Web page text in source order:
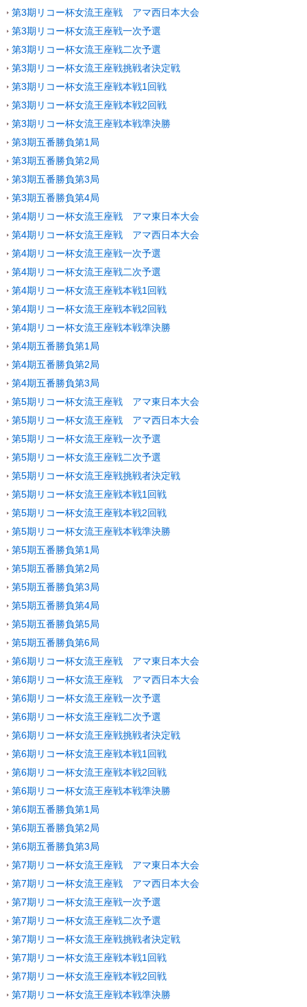
第3期リコー杯女流王座戦 アマ西日本大会
第3期リコー杯女流王座戦一次予選
第3期リコー杯女流王座戦二次予選
第3期リコー杯女流王座戦挑戦者決定戦
第3期リコー杯女流王座戦本戦1回戦
第3期リコー杯女流王座戦本戦2回戦
第3期リコー杯女流王座戦本戦準決勝
第3期五番勝負第1局
第3期五番勝負第2局
第3期五番勝負第3局
第3期五番勝負第4局
第4期リコー杯女流王座戦 アマ東日本大会
第4期リコー杯女流王座戦 アマ西日本大会
第4期リコー杯女流王座戦一次予選
第4期リコー杯女流王座戦二次予選
第4期リコー杯女流王座戦本戦1回戦
第4期リコー杯女流王座戦本戦2回戦
第4期リコー杯女流王座戦本戦準決勝
第4期五番勝負第1局
第4期五番勝負第2局
第4期五番勝負第3局
第5期リコー杯女流王座戦 アマ東日本大会
第5期リコー杯女流王座戦 アマ西日本大会
第5期リコー杯女流王座戦一次予選
第5期リコー杯女流王座戦二次予選
第5期リコー杯女流王座戦挑戦者決定戦
第5期リコー杯女流王座戦本戦1回戦
第5期リコー杯女流王座戦本戦2回戦
第5期リコー杯女流王座戦本戦準決勝
第5期五番勝負第1局
第5期五番勝負第2局
第5期五番勝負第3局
第5期五番勝負第4局
第5期五番勝負第5局
第5期五番勝負第6局
第6期リコー杯女流王座戦 アマ東日本大会
第6期リコー杯女流王座戦 アマ西日本大会
第6期リコー杯女流王座戦一次予選
第6期リコー杯女流王座戦二次予選
第6期リコー杯女流王座戦挑戦者決定戦
第6期リコー杯女流王座戦本戦1回戦
第6期リコー杯女流王座戦本戦2回戦
第6期リコー杯女流王座戦本戦準決勝
第6期五番勝負第1局
第6期五番勝負第2局
第6期五番勝負第3局
第7期リコー杯女流王座戦 アマ東日本大会
第7期リコー杯女流王座戦 アマ西日本大会
第7期リコー杯女流王座戦一次予選
第7期リコー杯女流王座戦二次予選
第7期リコー杯女流王座戦挑戦者決定戦
第7期リコー杯女流王座戦本戦1回戦
第7期リコー杯女流王座戦本戦2回戦
第7期リコー杯女流王座戦本戦準決勝